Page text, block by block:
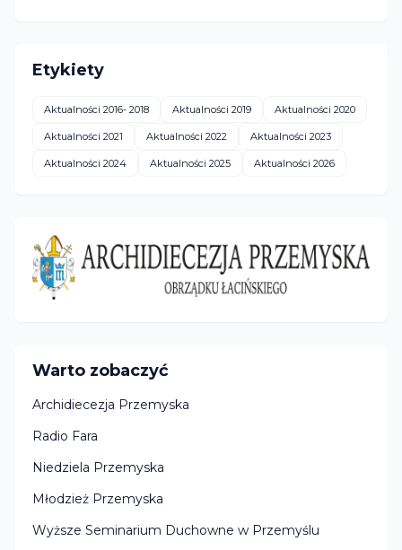
Etykiety
Aktualności 2016- 2018 Aktualności 2019 Aktualności 2020
Aktualności 2021 Aktualności 2022 Aktualności 2023
Aktualności 2024 Aktualności 2025 Aktualności 2026
Warto zobaczyć
Archidiecezja Przemyska
Radio Fara
Niedziela Przemyska
Młodzież Przemyska
Wyższe Seminarium Duchowne w Przemyślu